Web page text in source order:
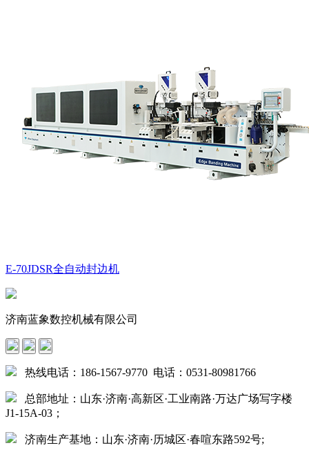
E-70JDSR全自动封边机
济南蓝象数控机械有限公司
热线电话：186-1567-9770 电话：0531-80981766
总部地址：山东·济南·高新区·工业南路·万达广场写字楼
J1-15A-03；
济南生产基地：山东·济南·历城区·春喧东路592号;